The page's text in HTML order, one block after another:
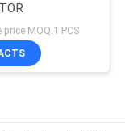
MOQ:1 PCS